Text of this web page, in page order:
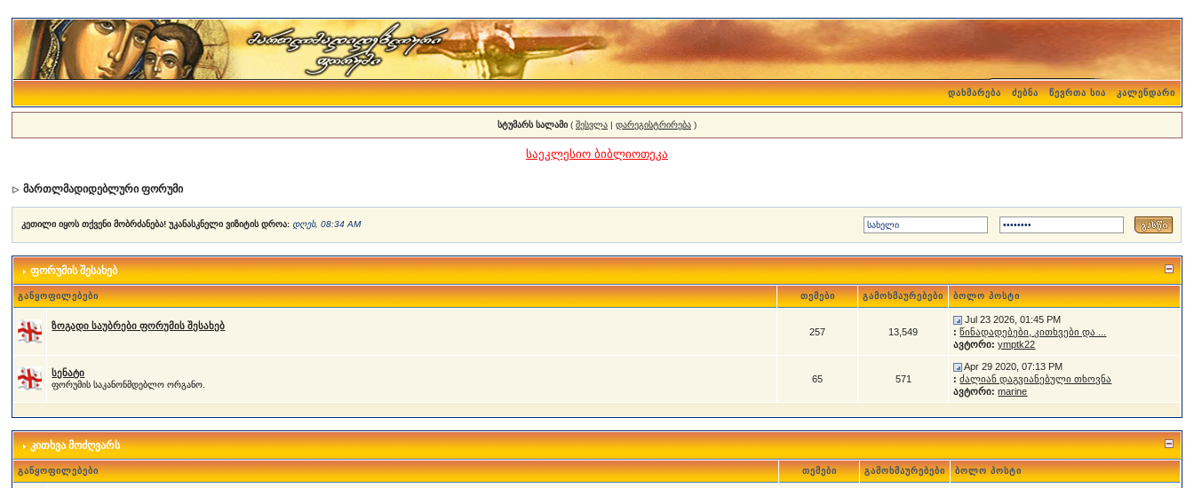
დახმარება ძებნა წევრთა სია კალენდარი
სტუმარს სალამი( შესვლა| დარეგისტრირება)
საეკლესიო ბიბლიოთეკა
მართლმადიდებლური ფორუმი
კეთილი იყოს თქვენი მობრძანება! უკანასკნელი ვიზიტის დროა: დღეს, 08:34 AM
ფორუმის შესახებ
განყოფილებები თემები გამოხმაურებები ბოლო პოსტი
ზოგადი საუბრები ფორუმის შესახებ
257 13,549
Jul 23 2026, 01:45 PM
: წინადადებები, კითხვები და ...
ავტორი: ymptk22
სენატი
ფორუმის საკანონმდებლო ორგანო.
65 571
Apr 29 2020, 07:13 PM
: ძალიან დაგვიანებული თხოვნა
ავტორი: marine
კითხვა მოძღვარს
განყოფილებები თემები გამოხმაურებები ბოლო პოსტი